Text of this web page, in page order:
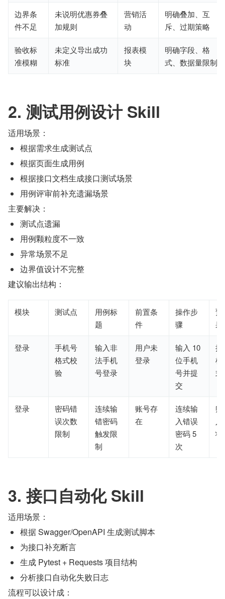
边界条
件不足
未说明优惠券叠
加规则
营销活
动
明确叠加、互
斥、过期策略
验收标
准模糊
未定义导出成功
标准
报表模
块
明确字段、格
式、数据量限制
2. 测试用例设计 Skill
适用场景：
根据需求生成测试点
根据页面生成用例
根据接口文档生成接口测试场景
用例评审前补充遗漏场景
主要解决：
测试点遗漏
用例颗粒度不一致
异常场景不足
边界值设计不完整
建议输出结构：
模块 测试点
用例标
题
前置条
件
操作步
骤
预
果
登录
手机号
格式校
验
输入非
法手机
号登录
用户未
登录
输入 10
位手机
号并提
交
提
机
式
登录
密码错
误次数
限制
连续输
错密码
触发限
制
账号存
在
连续输
入错误
密码 5
次
状
3. 接口自动化 Skill
适用场景：
根据 Swagger/OpenAPI 生成测试脚本
为接口补充断言
生成 Pytest + Requests 项目结构
分析接口自动化失败日志
流程可以设计成：